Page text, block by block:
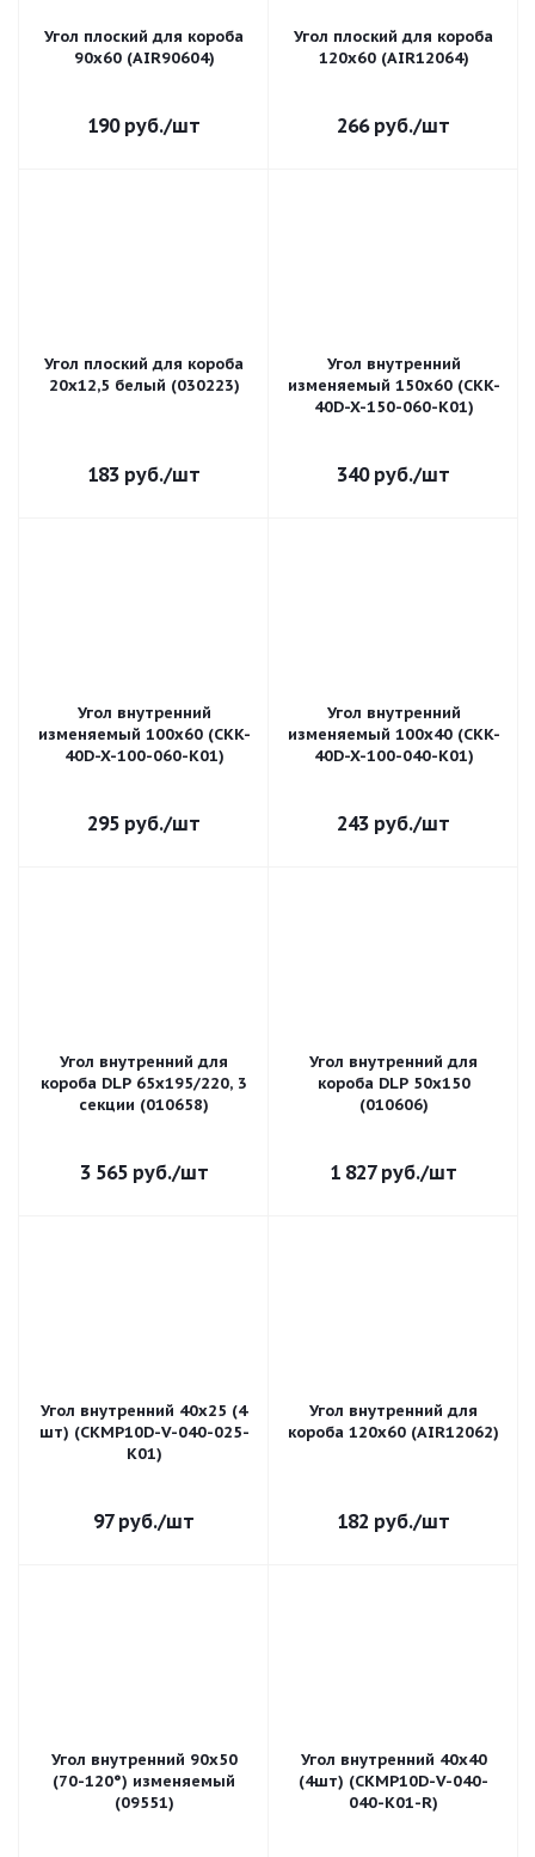
Угол плоский для короба
90х60 (AIR90604)
190руб./шт
Угол плоский для короба
120х60 (AIR12064)
266руб./шт
Угол плоский для короба
20х12,5 белый (030223)
183 руб./шт
Угол внутренний
изменяемый 150х60 (CKK-
40D-X-150-060-K01)
340руб./шт
Угол внутренний
изменяемый 100х60 (CKK-
40D-X-100-060-K01)
295 руб./шт
Угол внутренний
изменяемый 100х40 (CKK-
40D-X-100-040-K01)
243 руб./шт
Угол внутренний для
короба DLP 65x195/220, 3
секции (010658)
3 565руб./шт
Угол внутренний для
короба DLP 50х150
(010606)
1 827руб./шт
Угол внутренний 40х25 (4
шт) (CKMP10D-V-040-025-
K01)
97руб./шт
Угол внутренний для
короба 120х60 (AIR12062)
182 руб./шт
Угол внутренний 90х50
(70-120°) изменяемый
(09551)
Угол внутренний 40х40
(4шт) (CKMP10D-V-040-
040-K01-R)